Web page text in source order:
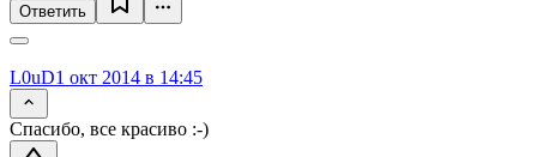
Ответить
L0uD1 окт 2014 в 14:45
Спасибо, все красиво :-)